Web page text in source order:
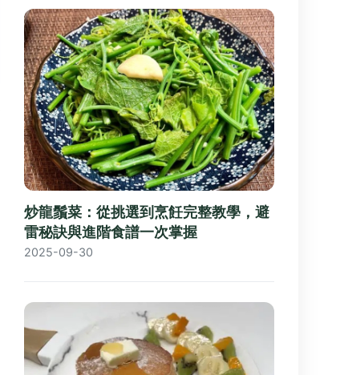
炒龍鬚菜：從挑選到烹飪完整教學，避
雷秘訣與進階食譜一次掌握
2025-09-30